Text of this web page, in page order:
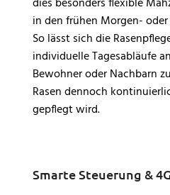
in den frühen Morgen-
So lässt sich die
individuelle Tagesabläufe
Bewohner oder Nachbarn
Rasen dennoch
gepflegt wird.
Smarte Steuerung &